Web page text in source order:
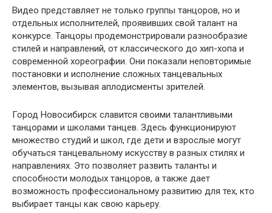
Видео представляет не только группы танцоров, но и
отдельных исполнителей, проявивших свой талант на
конкурсе. Танцоры продемонстрировали разнообразие
стилей и направлений, от классического до хип-хопа и
современной хореографии. Они показали неповторимые
постановки и исполнение сложных танцевальных
элементов, вызывая аплодисменты зрителей.
Город Новосибирск славится своими талантливыми
танцорами и школами танцев. Здесь функционируют
множество студий и школ, где дети и взрослые могут
обучаться танцевальному искусству в разных стилях и
направлениях. Это позволяет развить таланты и
способности молодых танцоров, а также дает
возможность профессиональному развитию для тех, кто
выбирает танцы как свою карьеру.